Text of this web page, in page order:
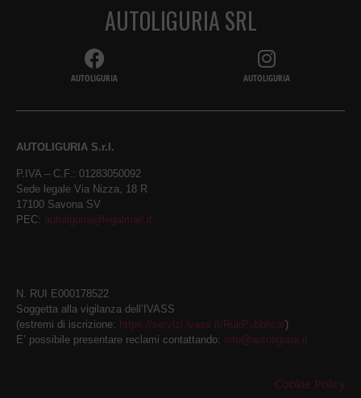
AUTOLIGURIA SRL
AUTOLIGURIA AUTOLIGURIA
AUTOLIGURIA S.r.l.
P.IVA – C.F.: 01283050092
Sede legale Via Nizza, 18 R
17100 Savona SV
PEC: autoliguria@legalmail.it
N. RUI E000178522
Soggetta alla vigilanza dell’IVASS
(estremi di iscrizione: https://servizi.ivass.it/RuirPubblica/)
E’ possibile presentare reclami contattando: info@autoliguria.it
Cookie Policy